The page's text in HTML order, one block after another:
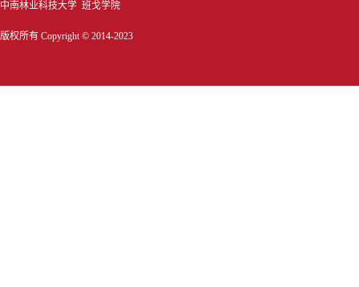
中南林业科技大学 班戈学院
版权所有 Copyright © 2014-2023